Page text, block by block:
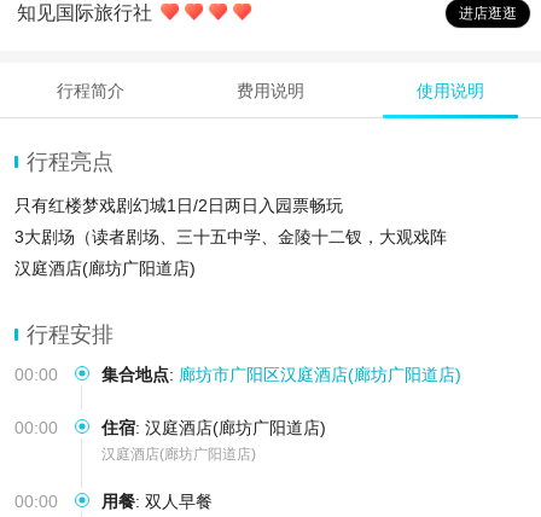
知见国际旅行社 进店逛逛
行程简介 费用说明 使用说明
行程亮点
只有红楼梦戏剧幻城1日/2日两日入园票畅玩
3大剧场（读者剧场、三十五中学、金陵十二钗，大观戏阵
汉庭酒店(廊坊广阳道店)
行程安排
00:00 集合地点: 廊坊市广阳区汉庭酒店(廊坊广阳道店)
00:00 住宿: 汉庭酒店(廊坊广阳道店)
汉庭酒店(廊坊广阳道店)
00:00 用餐: 双人早餐